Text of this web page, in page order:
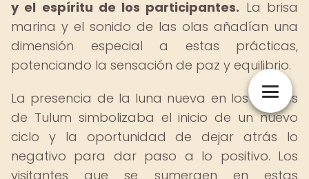
y el espíritu de los participantes. La brisa
marina y el sonido de las olas añadían una
dimensión especial a estas prácticas,
potenciando la sensación de paz y equilibrio.
La presencia de la luna nueva en los rituales
de Tulum simbolizaba el inicio de un nuevo
ciclo y la oportunidad de dejar atrás lo
negativo para dar paso a lo positivo. Los
visitantes que se sumergen en estas